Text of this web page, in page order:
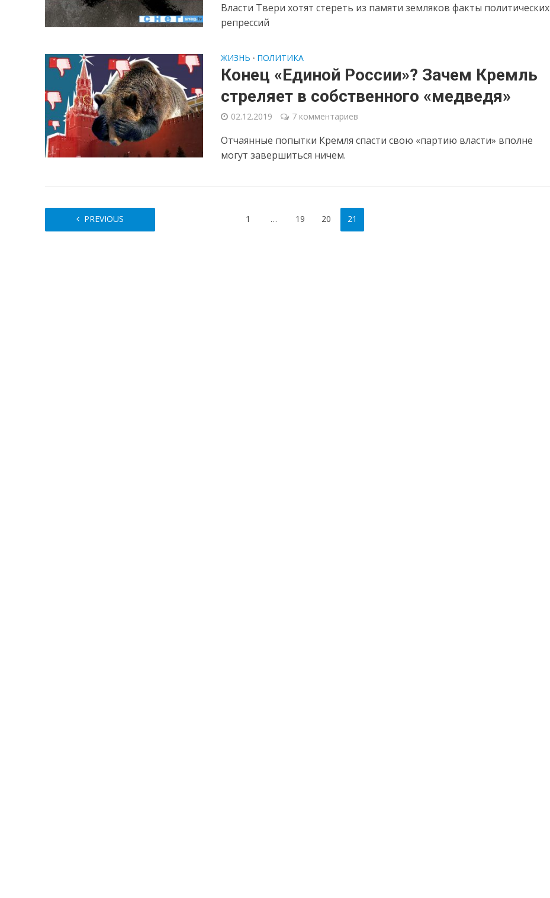
Власти Твери хотят стереть из памяти земляков факты политических
репрессий
ЖИЗНЬ • ПОЛИТИКА
Конец «Единой России»? Зачем Кремль
стреляет в собственного «медведя»
02.12.2019 7 комментариев
Отчаянные попытки Кремля спасти свою «партию власти» вполне
могут завершиться ничем.
PREVIOUS 1 … 19 20 21